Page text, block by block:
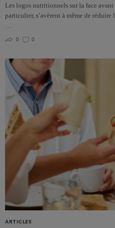
Les logos nutritionnels sur la face
particulier, s’avèrent à même de
…
0
0
ARTICLES